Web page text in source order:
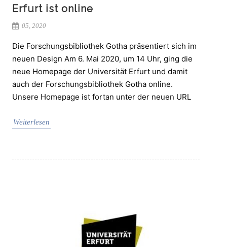
Erfurt ist online
05, 2020
Die Forschungsbibliothek Gotha präsentiert sich im
neuen Design Am 6. Mai 2020, um 14 Uhr, ging die
neue Homepage der Universität Erfurt und damit
auch der Forschungsbibliothek Gotha online.
Unsere Homepage ist fortan unter der neuen URL
Weiterlesen